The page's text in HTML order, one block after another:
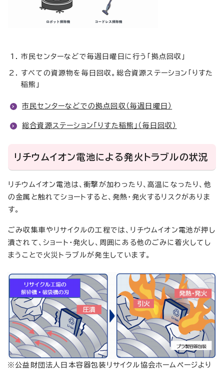
市民センターなどで毎週日曜日に行う「拠点回収」
すべての資源物を毎日回収。総合資源ステーション「りすた
稲熊」
市民センターなどでの拠点回収（毎週日曜日）
総合資源ステーション「りすた稲熊」（毎日回収）
リチウムイオン電池による発火トラブルの状況
リチウムイオン電池は、衝撃が加わったり、高温になったり、他
の金属と触れてショートすると、発熱・発火するリスクがありま
す。
ごみ収集車やリサイクルの工程では、リチウムイオン電池が押し
潰されて、ショート・発火し、周囲にある他のごみに着火してし
まうことで火災トラブルが発生しています。
※公益財団法人日本容器包装リサイクル協会ホームページより